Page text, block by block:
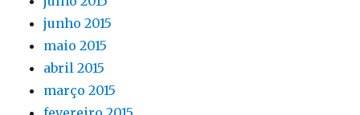
junho 2015
maio 2015
abril 2015
março 2015